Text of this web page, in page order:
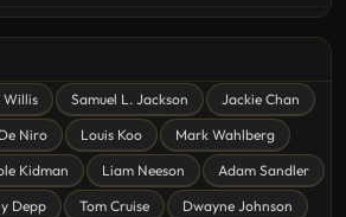
Willis Samuel L. Jackson
Jackie Chan
Niro Louis Koo
Mark Wahlberg
Kidman Liam Neeson
Adam Sandler
Depp Tom Cruise
Dwayne Johnson